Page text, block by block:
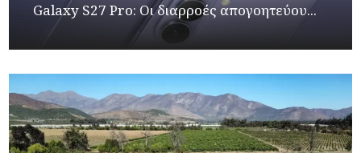
Galaxy S27 Pro: Οι διαρροές απογοητεύου...